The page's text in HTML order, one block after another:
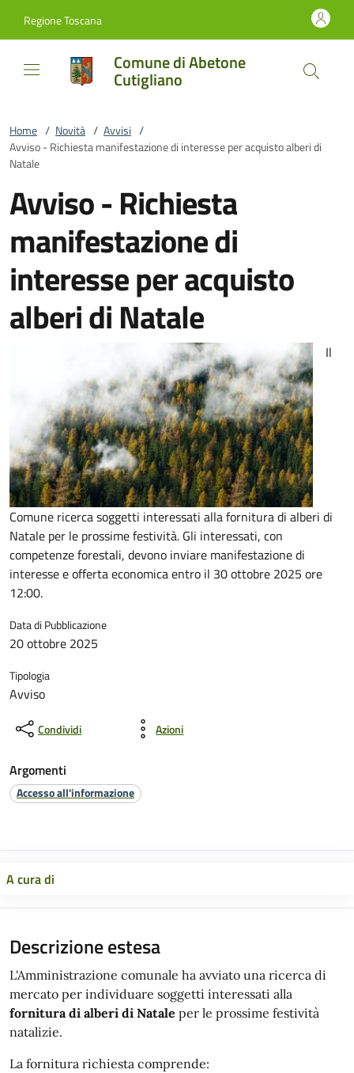
Regione Toscana
Comune di Abetone
Cutigliano
Home / Novità / Avvisi /
Avviso - Richiesta manifestazione di interesse per acquisto alberi di
Natale
Avviso - Richiesta
manifestazione di
interesse per acquisto
alberi di Natale
Il
Comune ricerca soggetti interessati alla fornitura di alberi di
Natale per le prossime festività. Gli interessati, con
competenze forestali, devono inviare manifestazione di
interesse e offerta economica entro il 30 ottobre 2025 ore
12:00.
Data di Pubblicazione
20 ottobre 2025
Tipologia
Avviso
Condividi Azioni
Argomenti
Accesso all'informazione
A cura di
Descrizione estesa
L'Amministrazione comunale ha avviato una ricerca di
mercato per individuare soggetti interessati alla
fornitura di alberi di Natale per le prossime festività
natalizie.
La fornitura richiesta comprende: